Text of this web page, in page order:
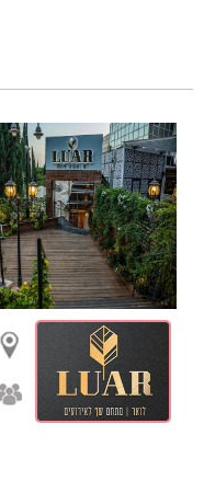
לואר
לואר
במודיעין
קסומה, אולם
מהמקומות
המרכז
השדרה המרכזית 15, מודיעין